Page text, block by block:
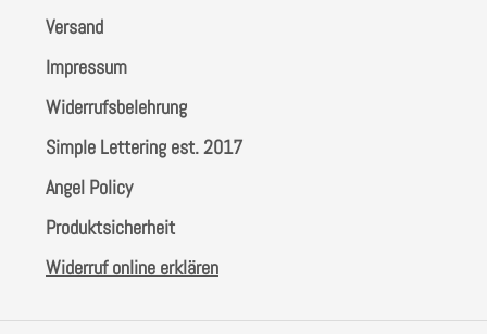
Versand
Impressum
Widerrufsbelehrung
Simple Lettering est. 2017
Angel Policy
Produktsicherheit
Widerruf online erklären